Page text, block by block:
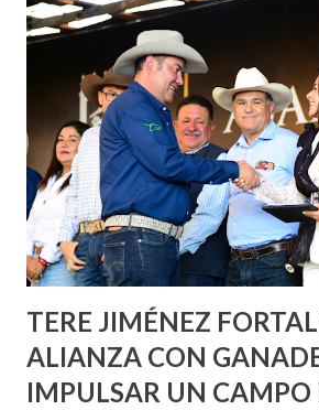
Corazón Urbano y el Municipio capital.
informó que en este programa se
metros cuadrados de pintura, para dar
Nieto, entre Jesús F. Elizondo y la
lo que se aplicará pintura en 66 casas.
llevará este programa a Villas de
Asunción, Avenida Alameda y Decreto
los edificios FOVISSSTE Ojo de Agua,
Norias de Paso Hondo y en los edificios
TERE JIMÉNEZ
ALIANZA CON
IMPULSAR UN CAMPO